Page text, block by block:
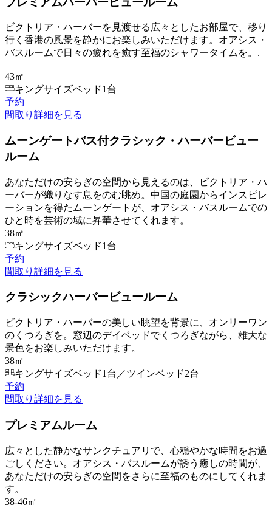
ビクトリア・ハーバーを見渡せる広々としたお部屋で、移り
行く香港の風景を静かにお楽しみいただけます。オアシス・
バスルームで日々の疲れを癒す至福のシャワータイムを。.
43㎡
キングサイズベッド1台
予約
間取り 詳細を見る
ムーンゲートバス付クラシック・ハーバービュー
ルーム
あなただけの安らぎの空間から見えるのは、ビクトリア・ハ
ーバーが織りなす息をのむ眺め。中国の庭園からインスピレ
ーションを得たムーンゲートが、オアシス・バスルームでの
ひと時を芸術の域に昇華させてくれます。
38㎡
キングサイズベッド1台
予約
間取り 詳細を見る
クラシックハーバービュールーム
ビクトリア・ハーバーの美しい眺望を背景に、オンリーワン
のくつろぎを。窓辺のデイベッドでくつろぎながら、雄大な
景色をお楽しみいただけます。
38㎡
キングサイズベッド1台／ツインベッド2台
予約
間取り 詳細を見る
プレミアムルーム
広々とした静かなサンクチュアリで、心穏やかな時間をお過
ごしください。オアシス・バスルームが誘う癒しの時間が、
あなただけの安らぎの空間をさらに至福のものにしてくれま
す。
38-46㎡